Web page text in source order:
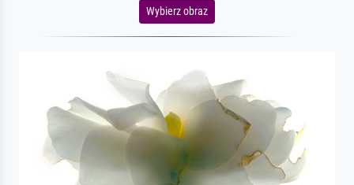
Wybierz obraz